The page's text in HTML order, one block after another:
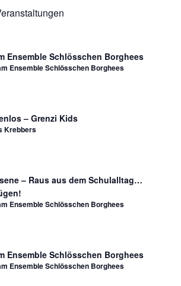
Ensemble Schlösschen Borghees
Ensemble Schlösschen Borghees
– Grenzi Kids
Krebbers
– Raus aus dem Schulalltag…
Ensemble Schlösschen Borghees
Ensemble Schlösschen Borghees
Ensemble Schlösschen Borghees